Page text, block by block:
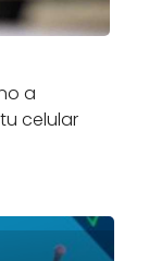
a
celular